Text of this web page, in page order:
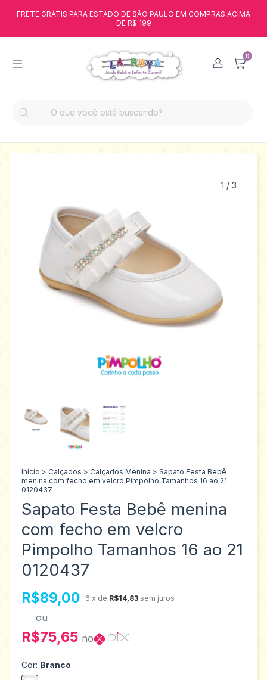
FRETE GRÁTIS PARA ESTADO DE SÃO PAULO EM COMPRAS ACIMA
DE R$ 199
0
1 / 3
Início > Calçados > Calçados Menina > Sapato Festa Bebê
menina com fecho em velcro Pimpolho Tamanhos 16 ao 21
0120437
Sapato Festa Bebê menina
com fecho em velcro
Pimpolho Tamanhos 16 ao 21
0120437
R$89,00 6 x de R$14,83 sem juros
ou
R$75,65 no
Cor: Branco